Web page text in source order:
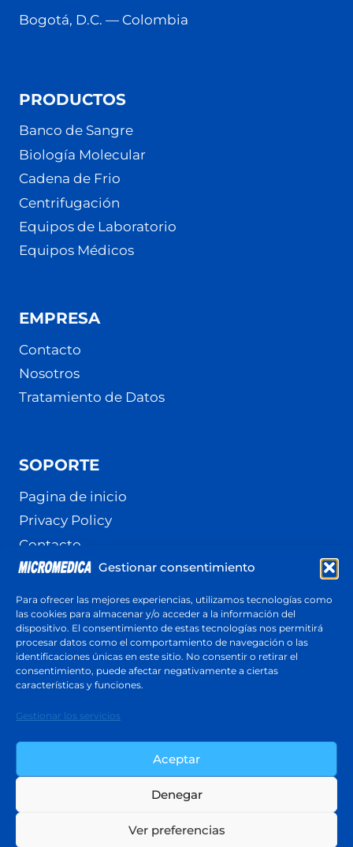
Gestionar consentimiento
Para ofrecer las mejores experiencias, utilizamos tecnologías como
las cookies para almacenar y/o acceder a la información del
dispositivo. El consentimiento de estas tecnologías nos permitirá
procesar datos como el comportamiento de navegación o las
identificaciones únicas en este sitio. No consentir o retirar el
consentimiento, puede afectar negativamente a ciertas
características y funciones.
Gestionar los servicios
Aceptar
Denegar
Ver preferencias
Bogotá, D.C. — Colombia
PRODUCTOS
Banco de Sangre
Biología Molecular
Cadena de Frio
Centrifugación
Equipos de Laboratorio
Equipos Médicos
EMPRESA
Contacto
Nosotros
Tratamiento de Datos
SOPORTE
Pagina de inicio
Privacy Policy
Contacto
Terminos y Condiciones
Política de cookies (UE)
Cotización
Respuesta en menos de 24 horas
Kadence WP